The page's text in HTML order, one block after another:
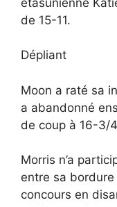
de 15-11.
Dépliant
Moon a raté sa
a abandonné
de coup à 16-3/
Morris n’a
entre sa
concours en